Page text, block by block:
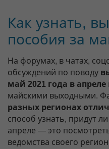
Как узнать,
пособия за
На форумах, в чатах,
обсуждений по поводу
май 2021 года в апреле
майскими выходными.
разных регионах
способ узнать, придут
апреле — это
ведомства своего